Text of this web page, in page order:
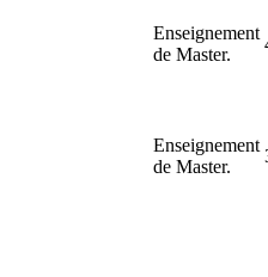
Enseignement
de Master.
Enseignement
de Master.